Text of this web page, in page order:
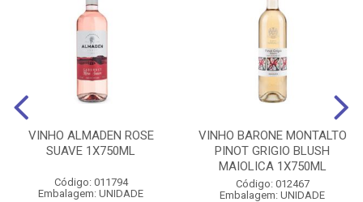
VINHO ALMADEN ROSE
SUAVE 1X750ML
Código: 011794
Embalagem: UNIDADE
VINHO BARONE MONTALTO
PINOT GRIGIO BLUSH
MAIOLICA 1X750ML
Código: 012467
Embalagem: UNIDADE